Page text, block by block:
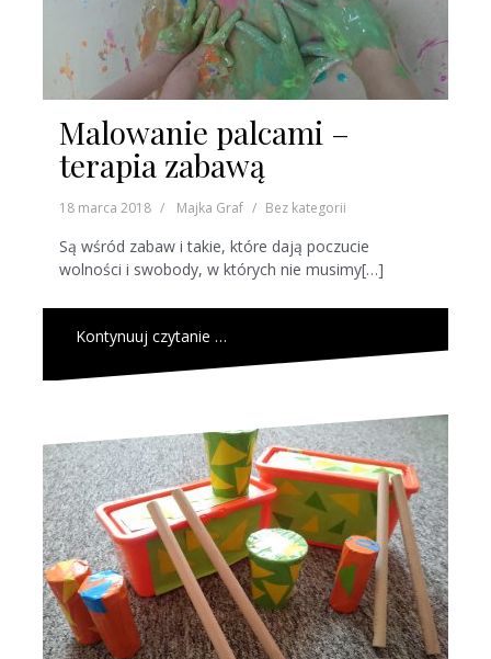
Malowanie palcami –
terapia zabawą
18 marca 2018 Majka Graf Bez kategorii
Są wśród zabaw i takie, które dają poczucie
wolności i swobody, w których nie musimy[…]
Kontynuuj czytanie …